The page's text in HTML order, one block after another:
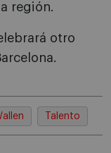
región.
otro
Talento